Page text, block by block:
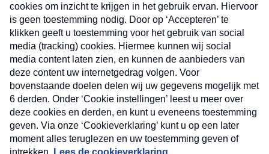
Nieuwsbrief
Neem hier een gratis abonnement op onze
nieuwsbrief. Elke vrijdag- en dinsdagochtend in uw